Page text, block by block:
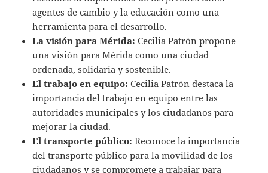
agentes de cambio y la educación como una
herramienta para el desarrollo.
La visión para Mérida: Cecilia Patrón propone
una visión para Mérida como una ciudad
ordenada, solidaria y sostenible.
El trabajo en equipo: Cecilia Patrón destaca la
importancia del trabajo en equipo entre las
autoridades municipales y los ciudadanos para
mejorar la ciudad.
El transporte público: Reconoce la importancia
del transporte público para la movilidad de los
ciudadanos y se compromete a trabajar para